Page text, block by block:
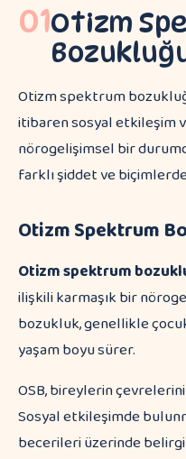
01Otizm
Otizm spektrum
itibaren sosyal etkileşim
nörogelişimsel bir
farklı şiddet ve
Otizm Spektrum
Otizm spektrum
ilişkili karmaşık bir
bozukluk, genellikle
yaşam boyu sürer.
OSB, bireylerin çevrelerini
Sosyal etkileşimde
becerileri üzerinde